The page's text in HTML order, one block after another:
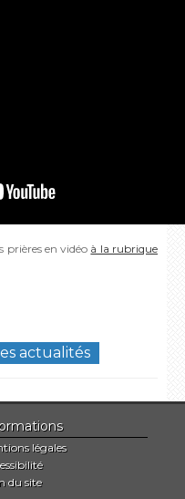
prières en vidéo à la rubrique
actualités
légales
du site